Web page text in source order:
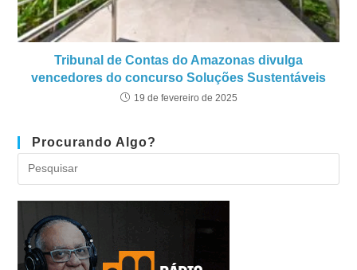
Tribunal de Contas do Amazonas divulga
vencedores do concurso Soluções Sustentáveis
19 de fevereiro de 2025
Procurando Algo?